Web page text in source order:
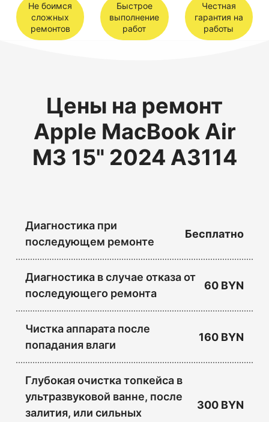
Не боимся
сложных
ремонтов
Быстрое
выполнение
работ
Честная
гарантия на
работы
Цены на ремонт
Apple MacBook Air
M3 15" 2024 A3114
Диагностика при
последующем ремонте
Бесплатно
Диагностика в случае отказа от
последующего ремонта
60 BYN
Чистка аппарата после
попадания влаги
160 BYN
Глубокая очистка топкейса в
ультразвуковой ванне, после
залития, или сильных
300 BYN